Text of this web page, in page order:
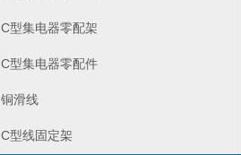
C型集电器零配架
C型集电器零配件
铜滑线
C型线固定架